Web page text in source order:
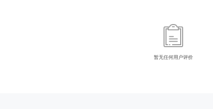
暂无任何用户评价